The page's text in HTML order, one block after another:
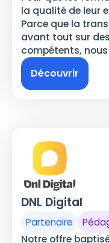
la qualité de leur
Parce que la
avant tout sur
compétents,
Découvrir
DNL Digital
Partenaire
Notre offre